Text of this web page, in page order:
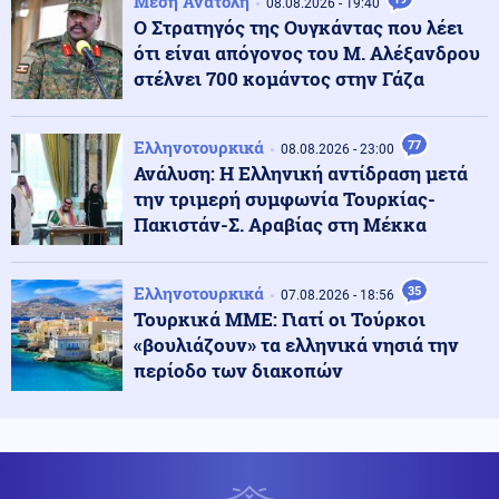
Κόσμος 09.08.2026 - 11:38
Σαουδική Αραβία: Οι Χούθι ανέλαβαν την ευθύνη για
επίθεση σε διυλιστήριο της Aramco
Κοινωνία 09.08.2026 - 11:37
Στον εισαγγελέα ο ιδιοκτήτης του beach bar για τον
θάνατο του 4χρονου στην Πάρο
Κόσμος 09.08.2026 - 11:30
ΗΠΑ: «Δώρο» 1 δισ. δολάρια στη Κολομβία στην
ορκωμοσία του νέου προέδρου
στη "Συμφωνία της Μέκκας" - Τεράστιοι οι κίνδυνοι
08.08.2026 - 19:40
Ο Στρατηγός της Ουγκάντας που λέει
ότι είναι απόγονος του Μ. Αλέξανδρου
στέλνει 700 κομάντος στην Γάζα
Ελληνοτουρκικά 08.08.2026 - 23:00 77
Ανάλυση: Η Ελληνική αντίδραση μετά
την τριμερή συμφωνία Τουρκίας-
Πακιστάν-Σ. Αραβίας στη Μέκκα
Ελληνοτουρκικά 07.08.2026 - 18:56 35
Τουρκικά ΜΜΕ: Γιατί οι Τούρκοι
«βουλιάζουν» τα ελληνικά νησιά την
περίοδο των διακοπών